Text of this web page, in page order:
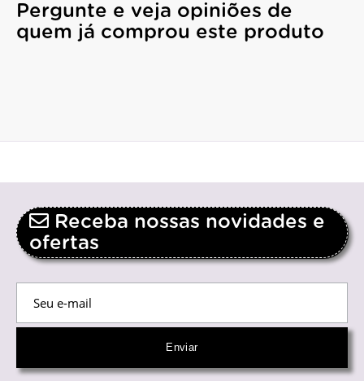
Pergunte e veja opiniões de
quem já comprou este produto
Receba nossas novidades e
ofertas